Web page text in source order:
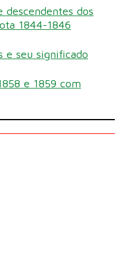
descendentes dos
1844-1846
e seu significado
e 1859 com